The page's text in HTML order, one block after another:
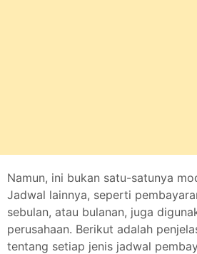
Namun, ini bukan satu-satunya
Jadwal lainnya, seperti
sebulan, atau bulanan, juga
perusahaan. Berikut adalah
tentang setiap jenis jadwal